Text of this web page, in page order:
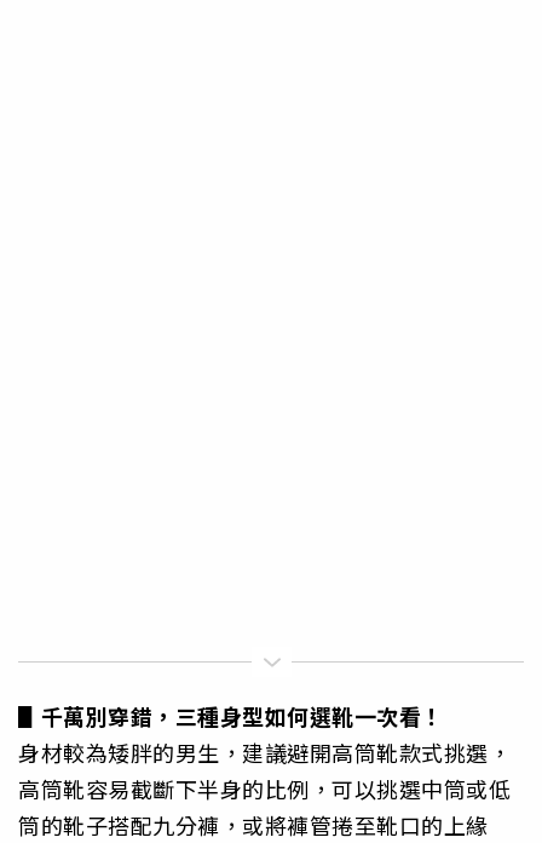
▋千萬別穿錯，三種身型如何選靴一次看！
身材較為矮胖的男生，建議避開高筒靴款式挑選，
高筒靴容易截斷下半身的比例，可以挑選中筒或低
筒的靴子搭配九分褲，或將褲管捲至靴口的上緣